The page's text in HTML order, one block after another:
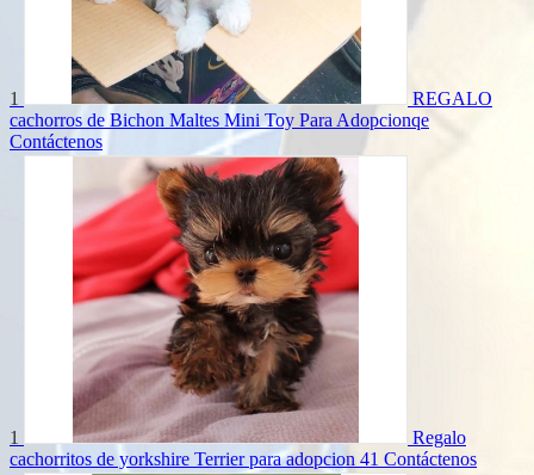
1
REGALO
cachorros de Bichon Maltes Mini Toy Para Adopcionqe
Contáctenos
1
Regalo
cachorritos de yorkshire Terrier para adopcion 41 Contáctenos